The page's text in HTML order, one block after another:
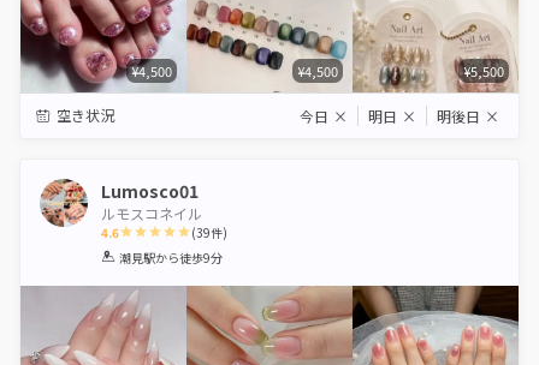
¥4,500 ¥4,500 ¥5,500
空き状況 今日 × 明日 × 明後日 ×
Lumosco01
ルモスコネイル
4.6
1 2 3 4 5
(39件)
潮見駅から徒歩9分